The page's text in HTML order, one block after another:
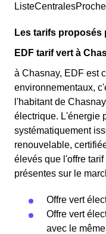
Les tarifs proposés
EDF tarif vert à
à Chasnay, EDF est
environnementaux,
l'habitant de
électrique. L'énergie
systématiquement
renouvelable,
élevés que l'offre
présentes sur le
Offre vert
Offre vert
avec le